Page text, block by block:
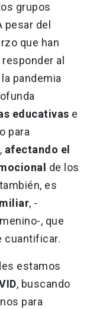
grupos
del
que han
al
pandemia
educativas e
para
afectando el
de los
es
, -
, que
cuantificar.
estamos
, buscando
para